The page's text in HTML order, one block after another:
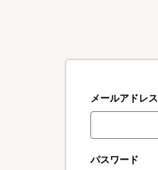
メールアドレス
パスワード